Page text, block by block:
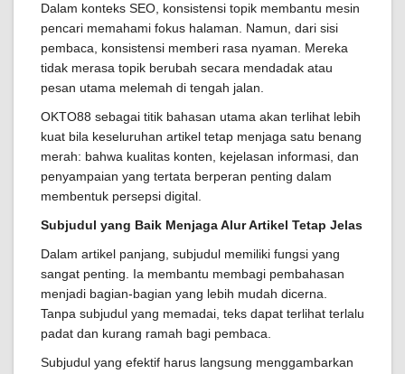
Dalam konteks SEO, konsistensi topik membantu mesin
pencari memahami fokus halaman. Namun, dari sisi
pembaca, konsistensi memberi rasa nyaman. Mereka
tidak merasa topik berubah secara mendadak atau
pesan utama melemah di tengah jalan.
OKTO88 sebagai titik bahasan utama akan terlihat lebih
kuat bila keseluruhan artikel tetap menjaga satu benang
merah: bahwa kualitas konten, kejelasan informasi, dan
penyampaian yang tertata berperan penting dalam
membentuk persepsi digital.
Subjudul yang Baik Menjaga Alur Artikel Tetap Jelas
Dalam artikel panjang, subjudul memiliki fungsi yang
sangat penting. Ia membantu membagi pembahasan
menjadi bagian-bagian yang lebih mudah dicerna.
Tanpa subjudul yang memadai, teks dapat terlihat terlalu
padat dan kurang ramah bagi pembaca.
Subjudul yang efektif harus langsung menggambarkan